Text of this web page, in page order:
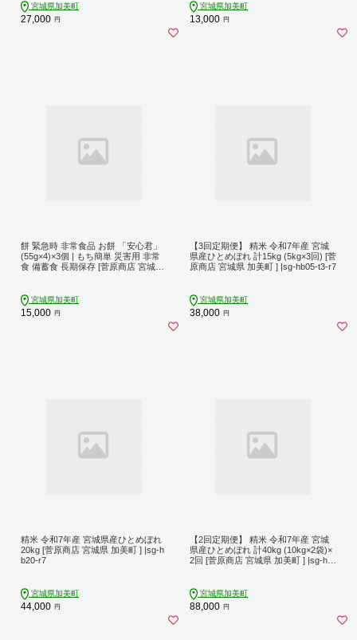
宮城県加美町
27,000 円
宮城県加美町
13,000 円
餅 緊急時 非常食品 お餅 「安心君」
(55g×4)×3個 | もち簡単 災害用 非常
食 備蓄食 長期保存 [菅原商店 宮城県
宮城県加美町
15,000 円
【3回定期便】 精米 令和7年産 宮城
県産ひとめぼれ 計15kg (5kg×3回) [菅
原商店 宮城県 加美町 ] |sg-hb05-t3-r7
宮城県加美町
38,000 円
精米 令和7年産 宮城県産ひとめぼれ
20kg [菅原商店 宮城県 加美町 ] |sg-h
b20-r7
宮城県加美町
44,000 円
【2回定期便】 精米 令和7年産 宮城
県産ひとめぼれ 計40kg (10kg×2袋)×
2回 [菅原商店 宮城県 加美町 ] |sg-hb
宮城県加美町
88,000 円